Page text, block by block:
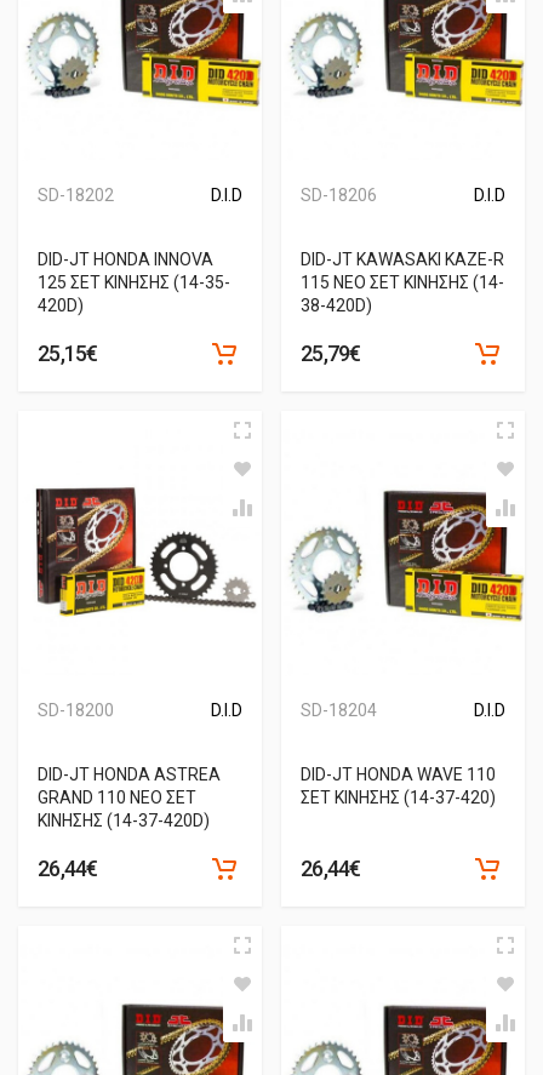
SD-18202 D.I.D
DID-JT HONDA INNOVA
125 ΣΕΤ ΚΙΝΗΣΗΣ (14-35-
420D)
25,15€
SD-18206 D.I.D
DID-JT KAWASAKI KAZE-R
115 ΝΕΟ ΣΕΤ ΚΙΝΗΣΗΣ (14-
38-420D)
25,79€
SD-18200 D.I.D
DID-JT HONDA ASTREA
GRAND 110 ΝΕΟ ΣΕΤ
ΚΙΝΗΣΗΣ (14-37-420D)
26,44€
SD-18204 D.I.D
DID-JT HONDA WAVE 110
ΣΕΤ ΚΙΝΗΣΗΣ (14-37-420)
26,44€